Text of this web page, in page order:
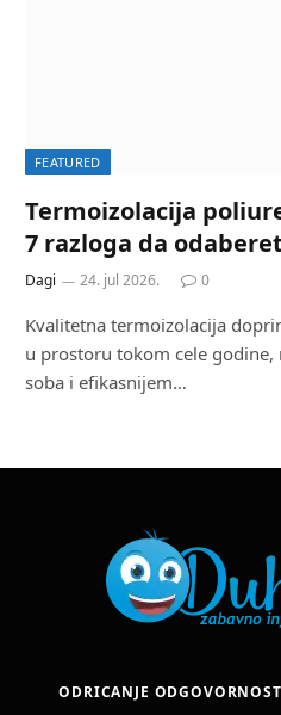
FEATURED
Termoizolacija
7 razloga da
Dagi 24. jul 2026. 0
Kvalitetna termoizolacija
u prostoru tokom cele
soba i efikasnijem…
ODRICANJE